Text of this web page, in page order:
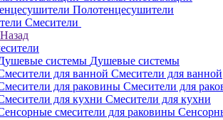
Полотенцесушители
Смесители
Назад
Душевые системы
Смесители для ванной
Смесители для
Смесители для кухни